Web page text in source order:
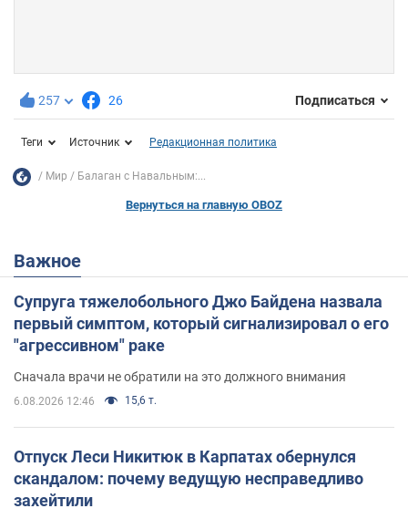
257 26 Подписаться
Теги Источник Редакционная политика
Мир Балаган с Навальным:...
Вернуться на главную OBOZ
Важное
Супруга тяжелобольного Джо Байдена назвала
первый симптом, который сигнализировал о его
"агрессивном" раке
Сначала врачи не обратили на это должного внимания
6.08.2026 12:46 15,6 т.
Отпуск Леси Никитюк в Карпатах обернулся
скандалом: почему ведущую несправедливо
захейтили